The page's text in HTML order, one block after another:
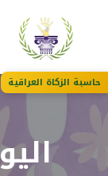
حاسبة الزكاة العراقية